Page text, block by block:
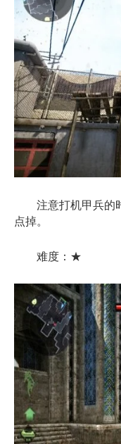
注意打机甲兵的时
点掉。
难度：★